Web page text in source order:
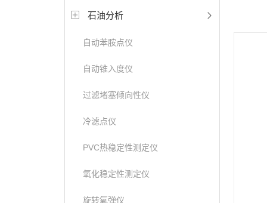
石油分析
自动苯胺点仪
自动锥入度仪
过滤堵塞倾向性仪
冷滤点仪
PVC热稳定性测定仪
氧化稳定性测定仪
旋转氧弹仪